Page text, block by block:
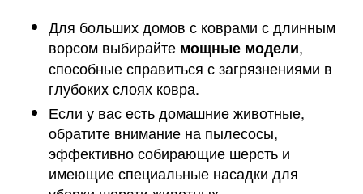
Для больших домов с коврами с длинным
ворсом выбирайте мощные модели,
способные справиться с загрязнениями в
глубоких слоях ковра.
Если у вас есть домашние животные,
обратите внимание на пылесосы,
эффективно собирающие шерсть и
имеющие специальные насадки для